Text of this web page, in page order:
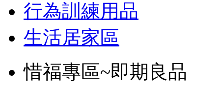
行為訓練用品
生活居家區
惜福專區~即期良品